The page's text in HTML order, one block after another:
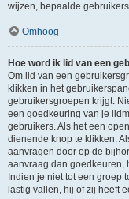
wijzen, bepaalde
Omhoog
Hoe word ik lid van een
Om lid van een
klikken in het
gebruikersgroepen krijgt.
een goedkeuring van je
gebruikers. Als het een
dienende knop te klikken.
aanvragen door op de
aanvraag dan goedkeuren,
Indien je niet tot een groep
lastig vallen, hij of zij heeft